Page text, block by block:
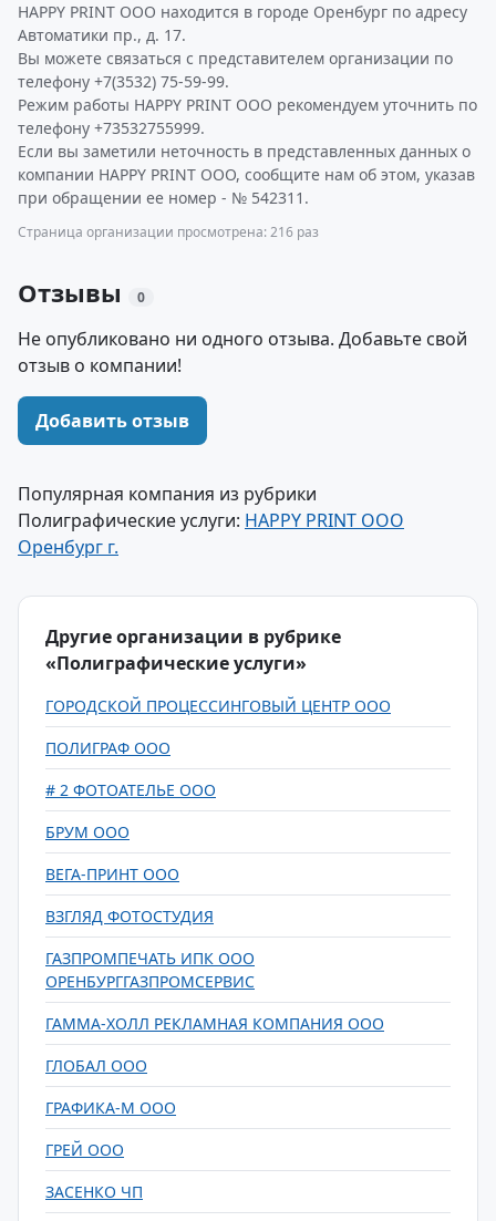
HAPPY PRINT ООО находится в городе Оренбург по адресу
Автоматики пр., д. 17.
Вы можете связаться с представителем организации по
телефону +7(3532) 75-59-99.
Режим работы HAPPY PRINT ООО рекомендуем уточнить по
телефону +73532755999.
Если вы заметили неточность в представленных данных о
компании HAPPY PRINT ООО, сообщите нам об этом, указав
при обращении ее номер - № 542311.
Страница организации просмотрена: 216 раз
Отзывы 0
Не опубликовано ни одного отзыва. Добавьте свой
отзыв о компании!
Добавить отзыв
Популярная компания из рубрики
Полиграфические услуги: HAPPY PRINT ООО
Оренбург г.
Другие организации в рубрике
«Полиграфические услуги»
ГОРОДСКОЙ ПРОЦЕССИНГОВЫЙ ЦЕНТР ООО
ПОЛИГРАФ ООО
# 2 ФОТОАТЕЛЬЕ ООО
БРУМ ООО
ВЕГА-ПРИНТ ООО
ВЗГЛЯД ФОТОСТУДИЯ
ГАЗПРОМПЕЧАТЬ ИПК ООО
ОРЕНБУРГГАЗПРОМСЕРВИС
ГАММА-ХОЛЛ РЕКЛАМНАЯ КОМПАНИЯ ООО
ГЛОБАЛ ООО
ГРАФИКА-М ООО
ГРЕЙ ООО
ЗАСЕНКО ЧП